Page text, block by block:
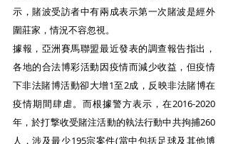
示，賭波受訪者中有兩成表示第一次賭波是經外
圍莊家，情況不容忽視。
據報，亞洲賽馬聯盟最近發表的調查報告指出，
各地的合法博彩活動因疫情而減少收益，但疫情
下非法賭博活動卻大增1至2成，反映非法賭博在
疫情期間肆虐。而根據警方表示，在2016-2020
年，於打撃收受賭注活動的執法行動中共拘捕260
人，涉及最少195宗案件(當中包括足球及其他博